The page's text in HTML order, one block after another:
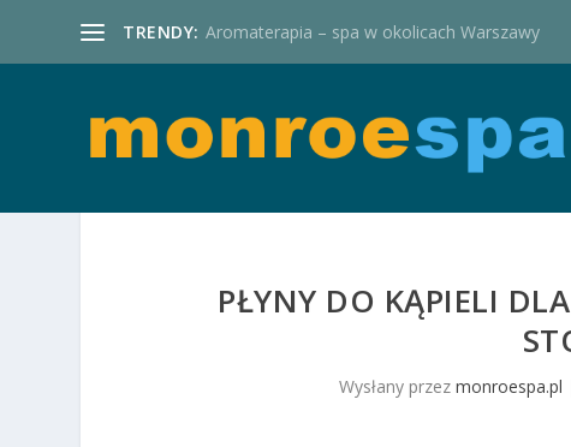
TRENDY: Aromaterapia – spa w okolicach Warszawy
PŁYNY DO KĄPIELI
Wysłany przez monroespa.pl